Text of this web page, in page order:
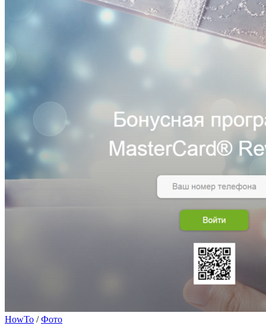
HowTo /Фото